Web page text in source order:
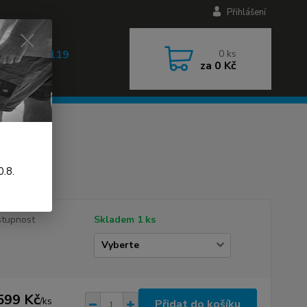
Přihlášení
030 119
17h)
0 ks
za 0 Kč
Skladem 1 ks
Kč/ks